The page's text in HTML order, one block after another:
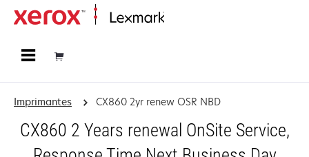
Imprimantes CX860 2yr renew OSR NBD
CX860 2 Years renewal OnSite Service,